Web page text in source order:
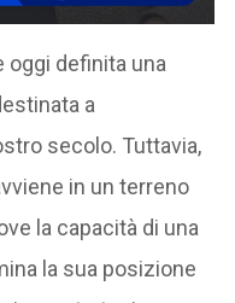
oggi definita una
a
secolo. Tuttavia,
in un terreno
la capacità di una
la sua posizione